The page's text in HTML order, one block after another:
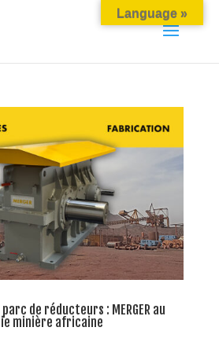
de réducteurs : MERGER au
minière africaine
Language »